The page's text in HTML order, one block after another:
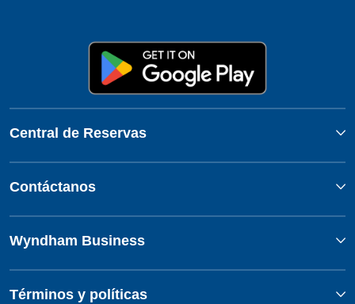
Central de Reservas
Contáctanos
Wyndham Business
Términos y políticas